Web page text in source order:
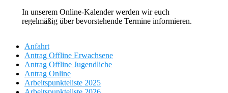
In unserem Online-Kalender werden wir euch
regelmäßig über bevorstehende Termine informieren.
Anfahrt
Antrag Offline Erwachsene
Antrag Offline Jugendliche
Antrag Online
Arbeitspunkteliste 2025